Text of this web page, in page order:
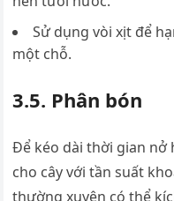
Sử dụng vòi xịt để
một chỗ.
3.5. Phân bón
Để kéo dài thời gian nở
cho cây với tần suất
thường xuyên có thể